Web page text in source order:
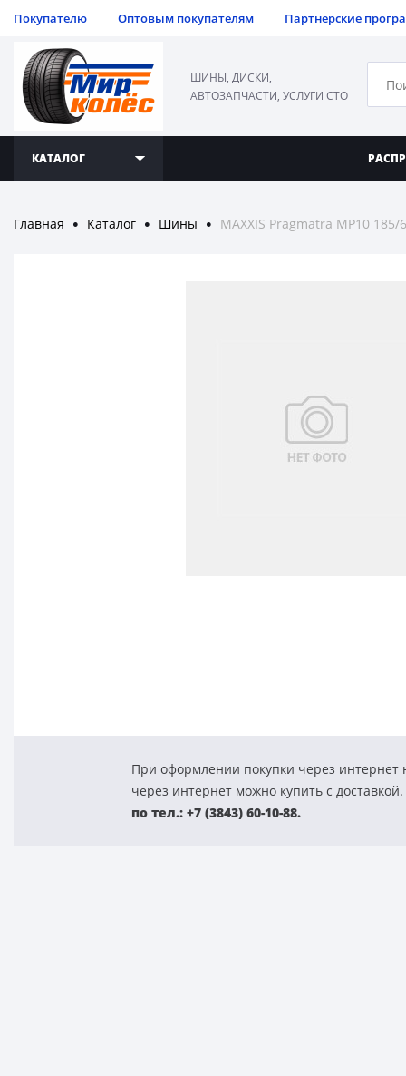
Покупателю Оптовым покупателям Партнерские
ШИНЫ, ДИСКИ,
АВТОЗАПЧАСТИ, УСЛУГИ СТО
КАТАЛОГ
Главная ● Каталог ● Шины ● MAXXIS Pragmatra MP10 185/
При оформлении покупки через интернет
через интернет можно купить с
по тел.: +7 (3843) 60-10-88.